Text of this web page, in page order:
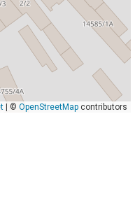
| © OpenStreetMapcontributors